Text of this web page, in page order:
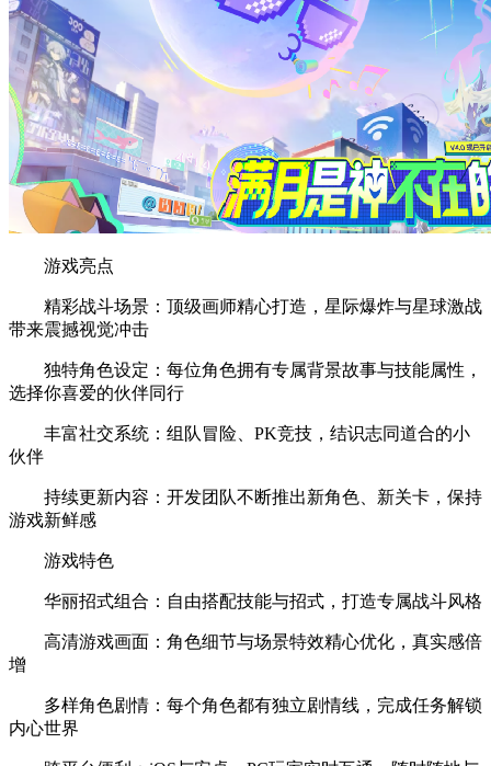
游戏亮点
精彩战斗场景：顶级画师精心打造，星际爆炸与星球激战
带来震撼视觉冲击
独特角色设定：每位角色拥有专属背景故事与技能属性，
选择你喜爱的伙伴同行
丰富社交系统：组队冒险、PK竞技，结识志同道合的小
伙伴
持续更新内容：开发团队不断推出新角色、新关卡，保持
游戏新鲜感
游戏特色
华丽招式组合：自由搭配技能与招式，打造专属战斗风格
高清游戏画面：角色细节与场景特效精心优化，真实感倍
增
多样角色剧情：每个角色都有独立剧情线，完成任务解锁
内心世界